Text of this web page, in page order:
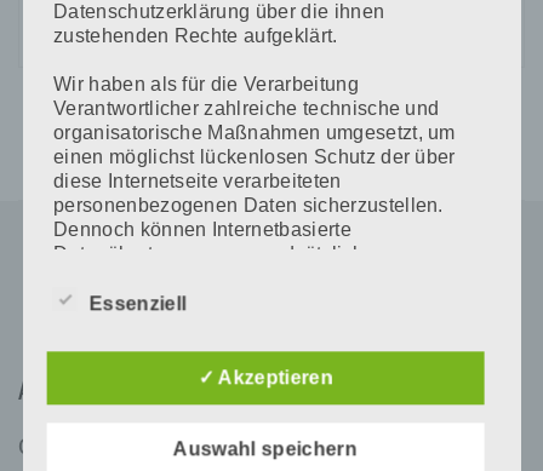
Adresse
Contur Line
Datenschutzerklärung über die ihnen
zustehenden Rechte aufgeklärt.
Wir haben als für die Verarbeitung
Verantwortlicher zahlreiche technische und
organisatorische Maßnahmen umgesetzt, um
einen möglichst lückenlosen Schutz der über
diese Internetseite verarbeiteten
personenbezogenen Daten sicherzustellen.
Dennoch können Internetbasierte
Datenübertragungen grundsätzlich
absoluter Schutz nicht gewährleistet werden
betroffenen Person frei, personenbezogene
Daten auch auf alternativen Wegen,
Essenziell
✓ Akzeptieren
Auswahl speichern